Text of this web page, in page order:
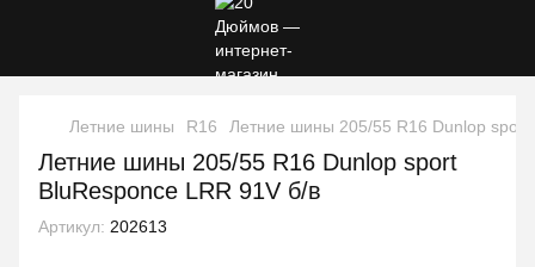
Летние шины R16 Летние шины 205/55 R16 Dunlop sport
Летние шины 205/55 R16 Dunlop sport
BluResponce LRR 91V б/в
Артикул: 202613